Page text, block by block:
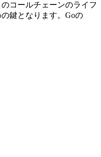
コールチェーンのライフ
鍵となります。Goの